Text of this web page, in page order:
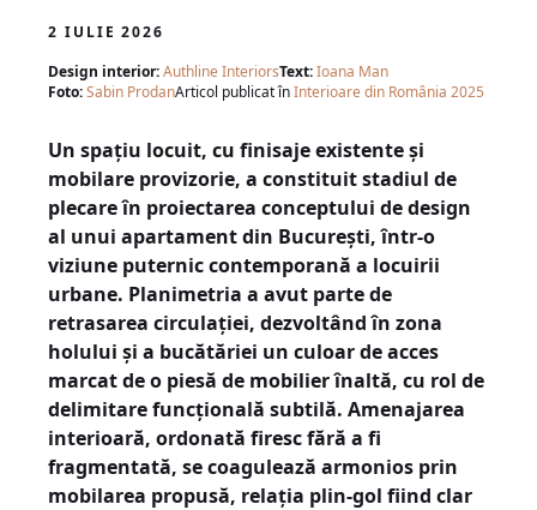
2 IULIE 2026
Design interior:Authline InteriorsText:Ioana Man
Foto:Sabin ProdanArticol publicat înInterioare din România 2025
Un spațiu locuit, cu finisaje existente și
mobilare provizorie, a constituit stadiul de
plecare în proiectarea conceptului de design
al unui apartament din București, într-o
viziune puternic contemporană a locuirii
urbane. Planimetria a avut parte de
retrasarea circulației, dezvoltând în zona
holului și a bucătăriei un culoar de acces
marcat de o piesă de mobilier înaltă, cu rol de
delimitare funcțională subtilă. Amenajarea
interioară, ordonată firesc fără a fi
fragmentată, se coagulează armonios prin
mobilarea propusă, relația plin-gol fiind clar